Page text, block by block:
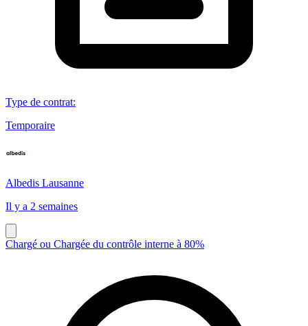
Type de contrat:
Temporaire
Albedis Lausanne
Il y a 2 semaines
Chargé ou Chargée du contrôle interne à 80%